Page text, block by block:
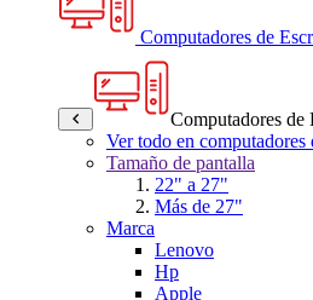
Computadores de
Computadores
Ver todo en
Tamaño de pantalla
22" a 27"
Más de 27"
Marca
Lenovo
Hp
Apple